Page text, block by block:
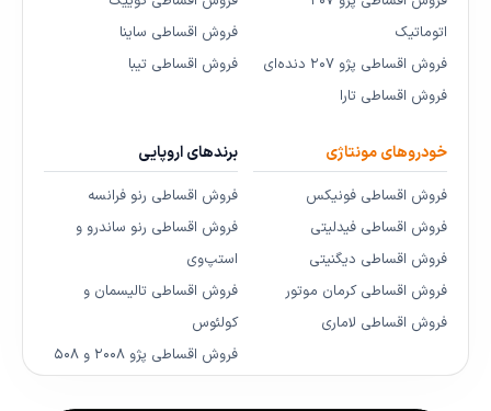
اتوماتیک
فروش اقساطی پژو ۲۰۷ دنده‌ای
فروش اقساطی تارا
فروش اقساطی ساینا
فروش اقساطی تیبا
خودروهای مونتاژی
فروش اقساطی فونیکس
فروش اقساطی فیدلیتی
فروش اقساطی دیگنیتی
فروش اقساطی کرمان موتور
فروش اقساطی لاماری
برندهای اروپایی
فروش اقساطی رنو فرانسه
فروش اقساطی رنو ساندرو و
استپ‌وی
فروش اقساطی تالیسمان و
کولئوس
فروش اقساطی پژو ۲۰۰۸ و ۵۰۸